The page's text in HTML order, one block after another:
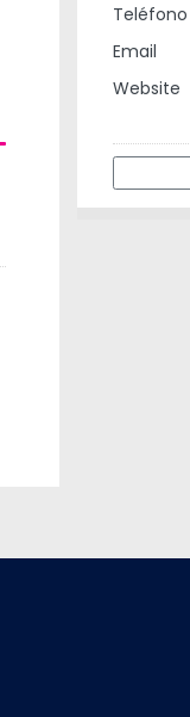
Teléfono
Email
Website